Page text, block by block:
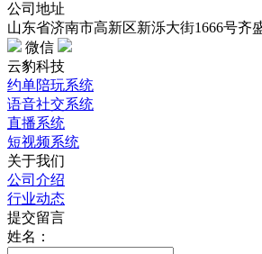
公司地址
山东省济南市高新区新泺大街1666号齐
微信
云豹科技
约单陪玩系统
语音社交系统
直播系统
短视频系统
关于我们
公司介绍
行业动态
提交留言
姓名：